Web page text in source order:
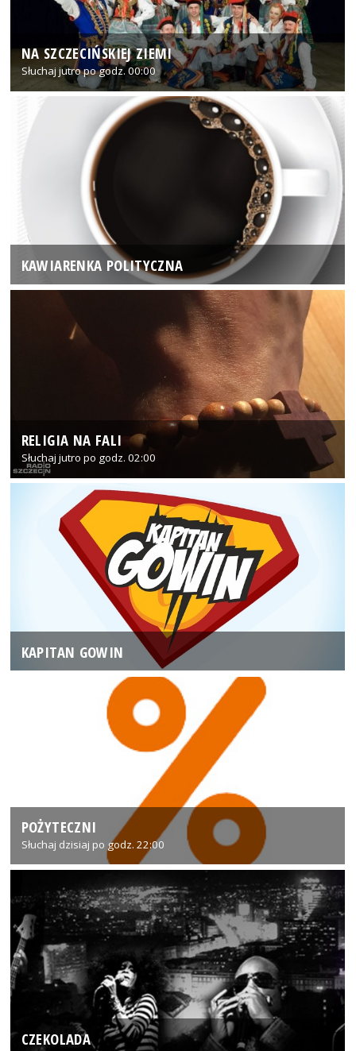
NA SZCZECIŃSKIEJ ZIEMI
Słuchaj jutro po godz. 00:00
KAWIARENKA POLITYCZNA
RELIGIA NA FALI
Słuchaj jutro po godz. 02:00
KAPITAN GOWIN
POŻYTECZNI
Słuchaj dzisiaj po godz. 22:00
CZEKOLADA